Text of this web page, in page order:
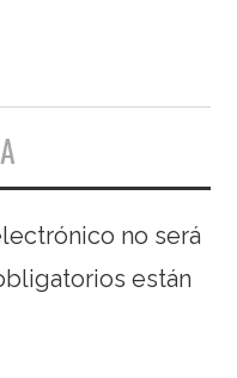
no será
están